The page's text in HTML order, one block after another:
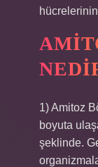
1) Amitoz
boyuta
şeklinde.